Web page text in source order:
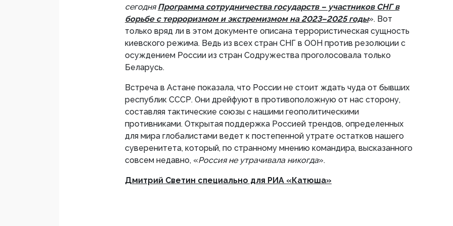
сегодняПрограмма сотрудничества государств – участников СНГ в
борьбе с терроризмом и экстремизмом на 2023–2025 годы». Вот
только вряд ли в этом документе описана террористическая сущность
киевского режима. Ведь из всех стран СНГ в ООН против резолюции с
осуждением России из стран Содружества проголосовала только
Беларусь.
Встреча в Астане показала, что России не стоит ждать чуда от бывших
республик СССР. Они дрейфуют в противоположную от нас сторону,
составляя тактические союзы с нашими геополитическими
противниками. Открытая поддержка Россией трендов, определенных
для мира глобалистами ведет к постепенной утрате остатков нашего
суверенитета, который, по странному мнению командира, высказанного
совсем недавно, «Россия не утрачивала никогда».
Дмитрий Светин специально для РИА «Катюша»